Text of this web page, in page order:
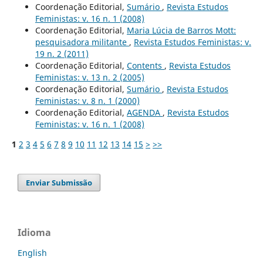
Coordenação Editorial, Sumário , Revista Estudos
Feministas: v. 16 n. 1 (2008)
Coordenação Editorial, Maria Lúcia de Barros Mott:
pesquisadora militante , Revista Estudos Feministas: v.
19 n. 2 (2011)
Coordenação Editorial, Contents , Revista Estudos
Feministas: v. 13 n. 2 (2005)
Coordenação Editorial, Sumário , Revista Estudos
Feministas: v. 8 n. 1 (2000)
Coordenação Editorial, AGENDA , Revista Estudos
Feministas: v. 16 n. 1 (2008)
1 2 3 4 5 6 7 8 9 10 11 12 13 14 15 > >>
Enviar Submissão
Idioma
English